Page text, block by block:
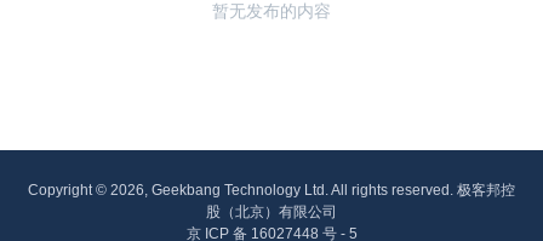
暂无发布的内容
Copyright © 2026, Geekbang Technology Ltd. All rights reserved. 极客邦控
股（北京）有限公司
京 ICP 备 16027448 号 - 5